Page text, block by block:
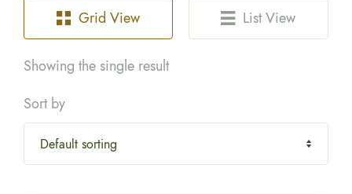
Grid View List View
Showing the single result
Sort by